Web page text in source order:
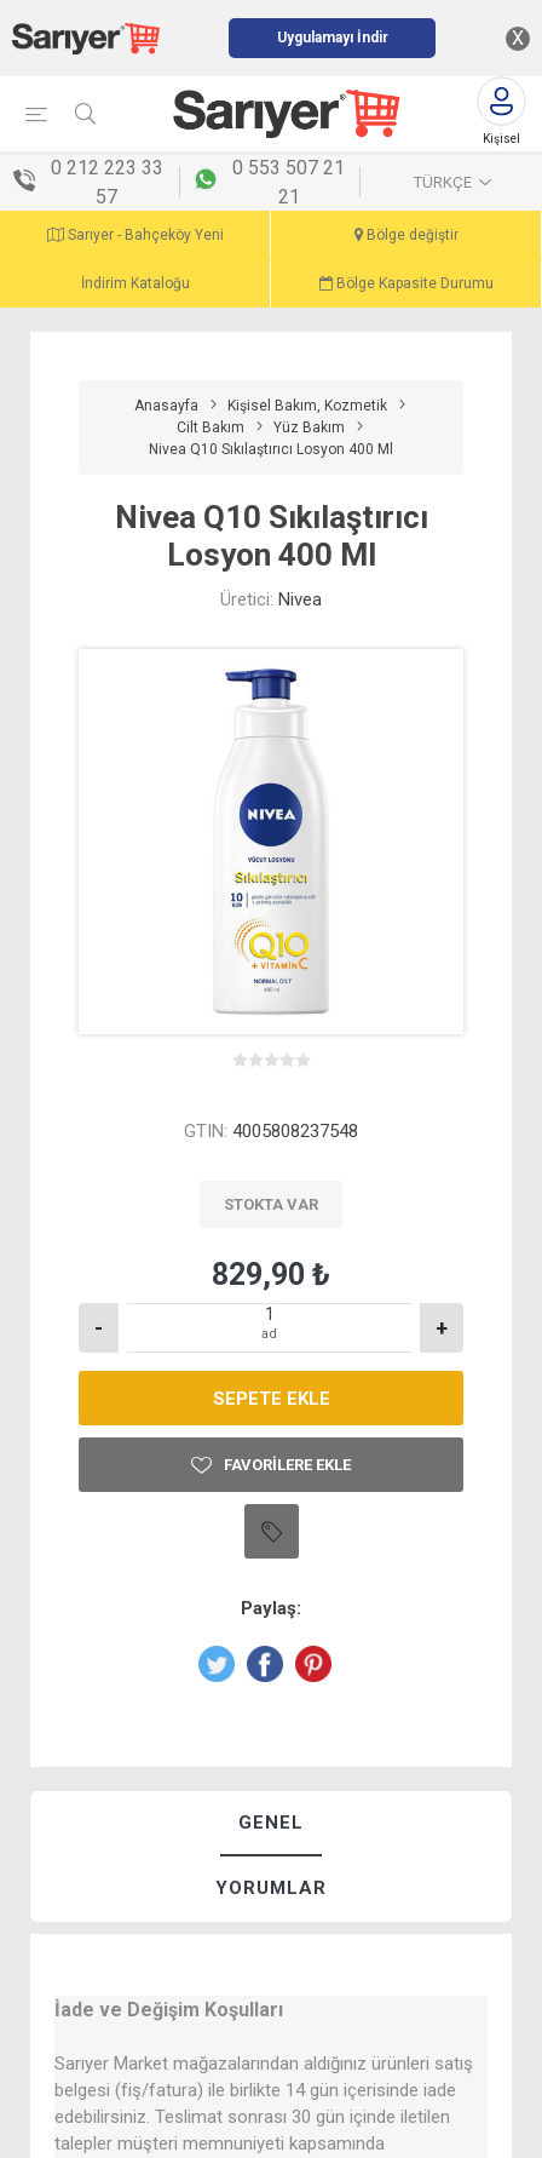
Uygulamayı İndir X
Kişisel
0 212 223 33
57
0 553 507 21
21
TÜRKÇE
Sarıyer - Bahçeköy Yeni Bölge değiştir
İndirim Kataloğu Bölge Kapasite Durumu
Anasayfa
Kişisel Bakım, Kozmetik
Cilt Bakım
Yüz Bakım
Nivea Q10 Sıkılaştırıcı Losyon 400 Ml
Nivea Q10 Sıkılaştırıcı
Losyon 400 Ml
Üretici: Nivea
GTIN: 4005808237548
STOKTA VAR
829,90 ₺
- ad +
FAVORILERE EKLE
Paylaş:
GENEL
YORUMLAR
İade ve Değişim Koşulları
Sarıyer Market mağazalarından aldığınız ürünleri satış
belgesi (fiş/fatura) ile birlikte 14 gün içerisinde iade
edebilirsiniz. Teslimat sonrası 30 gün içinde iletilen
talepler müşteri memnuniyeti kapsamında